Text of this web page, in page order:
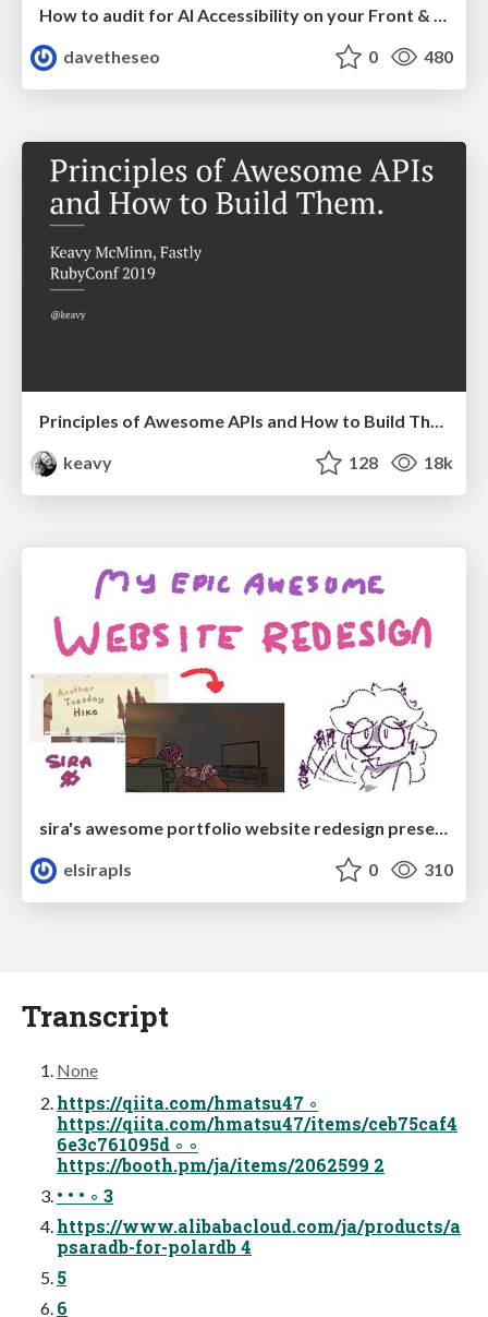
How to audit for AI Accessibility on your Front & Back End
davetheseo
0 480
Principles of Awesome APIs and How to Build Them.
keavy
128 18k
elsirapls
0 310
Transcript
None
https://qiita.com/hmatsu47 ◦
https://qiita.com/hmatsu47/items/ceb75caf4
6e3c761095d ◦ ◦
https://booth.pm/ja/items/2062599 2
• • • ◦ 3
https://www.alibabacloud.com/ja/products/a
psaradb-for-polardb 4
5
6